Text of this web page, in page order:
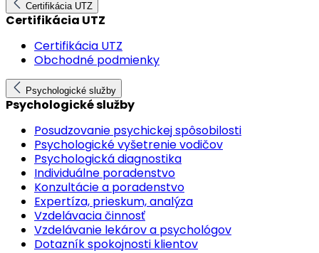
Certifikácia UTZ
Certifikácia UTZ
Certifikácia UTZ
Obchodné podmienky
Psychologické služby
Psychologické služby
Posudzovanie psychickej spôsobilosti
Psychologické vyšetrenie vodičov
Psychologická diagnostika
Individuálne poradenstvo
Konzultácie a poradenstvo
Expertíza, prieskum, analýza
Vzdelávacia činnosť
Vzdelávanie lekárov a psychológov
Dotazník spokojnosti klientov